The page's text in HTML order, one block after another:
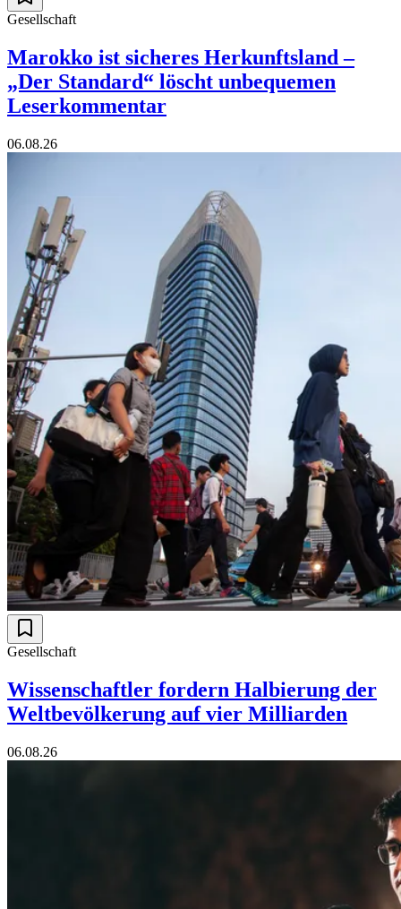
Gesellschaft
Marokko ist sicheres Herkunftsland –
„Der Standard“ löscht unbequemen
Leserkommentar
06.08.26
Gesellschaft
Wissenschaftler fordern Halbierung der
Weltbevölkerung auf vier Milliarden
06.08.26